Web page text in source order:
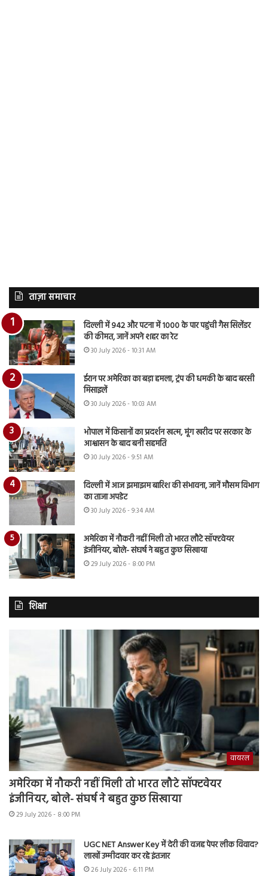
ताज़ा समाचार
दिल्ली में 942 और पटना में 1000 के पार पहुंची गैस सिलेंडर
की कीमत, जानें अपने शहर का रेट
30 July 2026 - 10:31 AM
ईरान पर अमेरिका का बड़ा हमला, ट्रंप की धमकी के बाद बरसी
मिसाइलें
30 July 2026 - 10:03 AM
भोपाल में किसानों का प्रदर्शन खत्म, मूंग खरीद पर सरकार के
आश्वासन के बाद बनी सहमति
30 July 2026 - 9:51 AM
दिल्ली में आज झमाझम बारिश की संभावना, जानें मौसम विभाग
का ताजा अपडेट
30 July 2026 - 9:34 AM
अमेरिका में नौकरी नहीं मिली तो भारत लौटे सॉफ्टवेयर
इंजीनियर, बोले- संघर्ष ने बहुत कुछ सिखाया
29 July 2026 - 8:00 PM
शिक्षा
वायरल
अमेरिका में नौकरी नहीं मिली तो भारत लौटे सॉफ्टवेयर
इंजीनियर, बोले- संघर्ष ने बहुत कुछ सिखाया
29 July 2026 - 8:00 PM
UGC NET Answer Key में देरी की वजह पेपर लीक विवाद?
लाखों उम्मीदवार कर रहे इंतजार
26 July 2026 - 6:11 PM